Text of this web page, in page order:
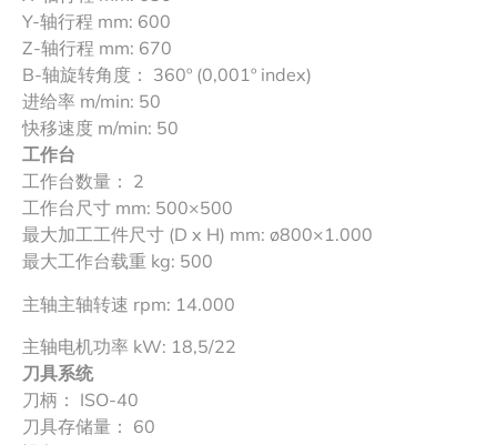
Y-轴行程 mm: 600
Z-轴行程 mm: 670
B-轴旋转角度： 360º (0,001º index)
进给率 m/min: 50
快移速度 m/min: 50
工作台
工作台数量： 2
工作台尺寸 mm: 500×500
最大加工工件尺寸 (D x H) mm: ø800×1.000
最大工作台载重 kg: 500
主轴主轴转速 rpm: 14.000
主轴电机功率 kW: 18,5/22
刀具系统
刀柄： ISO-40
刀具存储量： 60